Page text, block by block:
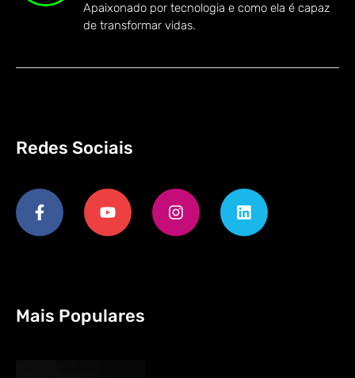
Apaixonado por tecnologia e como ela é capaz
de transformar vidas.
Redes Sociais
Mais Populares